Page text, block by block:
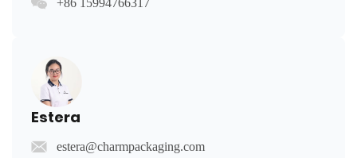
Estera
estera@charmpackaging.com